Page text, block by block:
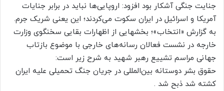
جنایت جنگی آشکار بود افزود: اروپایی‌ها نباید در برابر جنایات
آمریکا و اسرائیل در ایران سکوت می‌کردند؛ این یعنی شریک جرم.
به گزارش «انتخاب»؛ بخشهایی از اظهارات بقایی سخنگوی وزارت
خارجه در نشست فعالان رسانه‌های خارجی با موضوع بازتاب
جهانی مراسم تشییع رهبر شهید به شرح زیر است:
حقوق بشر دوستانه بین‌المللی در جریان جنگ تحمیلی علیه ایران
کشته شد ذبح شد .